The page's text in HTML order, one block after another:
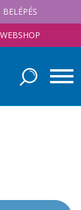
BELÉPÉS
WEBSHOP